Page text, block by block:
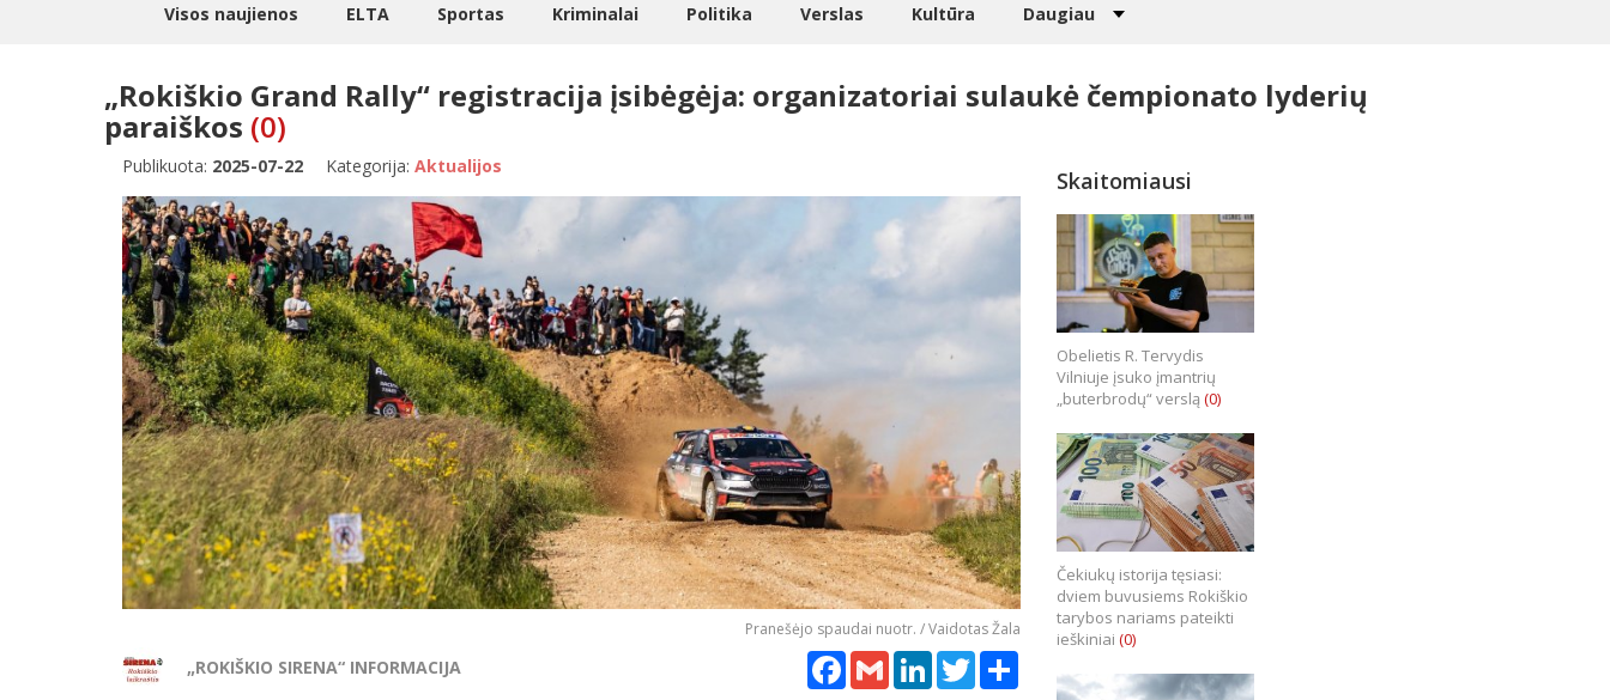
Visos naujienos ELTA Sportas Kriminalai Politika Verslas Kultūra Daugiau
„Rokiškio Grand Rally“ registracija įsibėgėja: organizatoriai sulaukė čempionato lyderių
paraiškos (0)
Publikuota: 2025-07-22 Kategorija: Aktualijos
Pranešėjo spaudai nuotr. / Vaidotas Žala
„ROKIŠKIO SIRENA“ INFORMACIJA Facebook
GmailLinkedInTwitterShare
Skaitomiausi
Obelietis R. Tervydis
Vilniuje įsuko įmantrių
„buterbrodų“ verslą (0)
Čekiukų istorija tęsiasi:
dviem buvusiems Rokiškio
tarybos nariams pateikti
ieškiniai (0)